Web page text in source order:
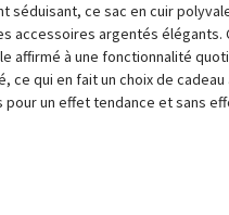
séduisant, ce sac en cuir
accessoires argentés élégants.
affirmé à une fonctionnalité
ce qui en fait un choix de
pour un effet tendance et sans